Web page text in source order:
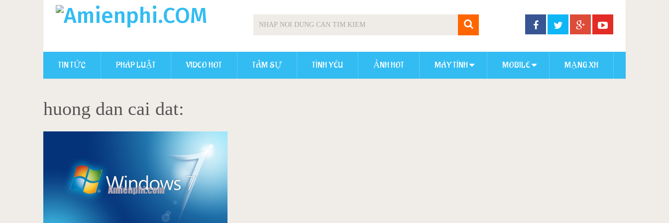
TIN TỨC PHÁP LUẬT VIDEO HOT TÂM SỰ TÌNH YÊU ẢNH HOT MÁY TÍNH MOBILE MẠNG XH
huong dan cai dat: